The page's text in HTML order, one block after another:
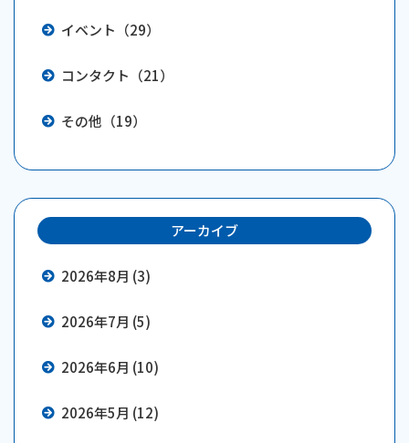
イベント（29）
コンタクト（21）
その他（19）
アーカイブ
2026年8月 (3)
2026年7月 (5)
2026年6月 (10)
2026年5月 (12)